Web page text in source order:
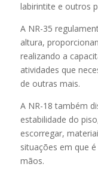
labirintite e outros
A NR-35
altura,
realizando a
atividades que
de outras mais.
A NR-18 também
estabilidade do
escorregar,
situações em que
mãos.